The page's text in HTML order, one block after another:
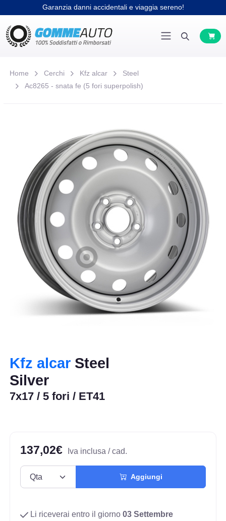
Garanzia danni accidentali e viaggia sereno!
Home Cerchi Kfz alcar
Steel
Ac8265 - snata fe (5 fori superpolish)
Kfz alcar Steel
Silver
7x17 / 5 fori / ET41
137,02€ Iva inclusa / cad.
Aggiungi
Li riceverai entro il giorno03 Settembre